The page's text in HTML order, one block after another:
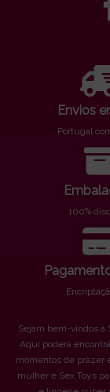
Envios
Portugal
100%
Sejam bem-vindos à
Aqui poderá
momentos de prazer
mulher e Sex Toys